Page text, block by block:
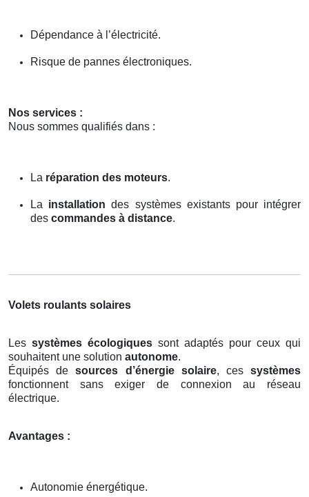
Dépendance à l’électricité.
Risque de pannes électroniques.
Nos services :
Nous sommes qualifiés dans :
La réparation des moteurs.
La installation des systèmes existants pour intégrer
des commandes à distance.
Volets roulants solaires
Les systèmes écologiques sont adaptés pour ceux qui
souhaitent une solution autonome.
Équipés desources d’énergie solaire, cessystèmes
fonctionnent sans exiger de connexion au réseau
électrique.
Avantages :
Autonomie énergétique.